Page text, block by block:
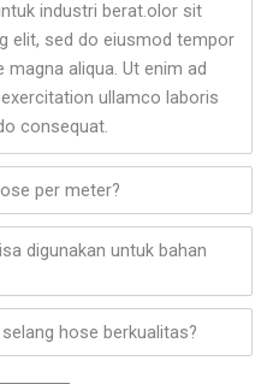
industri berat.olor sit
elit, sed do eiusmod tempor
aliqua. Ut enim ad
ullamco laboris
consequat.
per meter?
digunakan untuk bahan
hose berkualitas?